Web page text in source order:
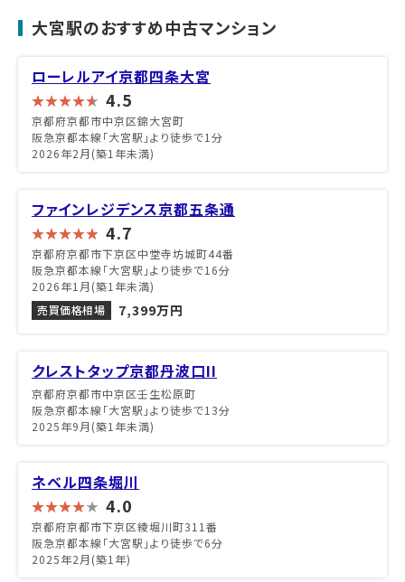
大宮駅のおすすめ中古マンション
ローレルアイ京都四条大宮
4.5
京都府京都市中京区錦大宮町
阪急京都本線「大宮駅」より徒歩で1分
2026年2月(築1年未満)
ファインレジデンス京都五条通
4.7
京都府京都市下京区中堂寺坊城町44番
阪急京都本線「大宮駅」より徒歩で16分
2026年1月(築1年未満)
売買価格相場
7,399万円
クレストタップ京都丹波口II
京都府京都市中京区壬生松原町
阪急京都本線「大宮駅」より徒歩で13分
2025年9月(築1年未満)
ネベル四条堀川
4.0
京都府京都市下京区綾堀川町311番
阪急京都本線「大宮駅」より徒歩で6分
2025年2月(築1年)